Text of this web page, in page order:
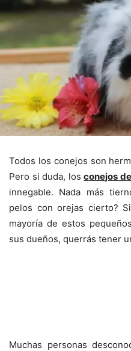
Todos los conejos son
Pero si duda, losconejos
innegable. Nada más
pelos con orejas cierto?
mayoría de estos
sus dueños, querrás tener
Muchas personas